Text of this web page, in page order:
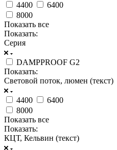
4400
6400
8000
Показать все
Показать:
Серия
DAMPPROOF G2
Показать:
Световой поток, люмен (текст)
4400
6400
8000
Показать все
Показать:
КЦТ, Кельвин (текст)